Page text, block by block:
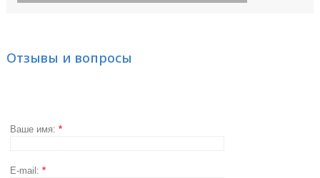
Отзывы и вопросы
Ваше имя: *
E-mail: *